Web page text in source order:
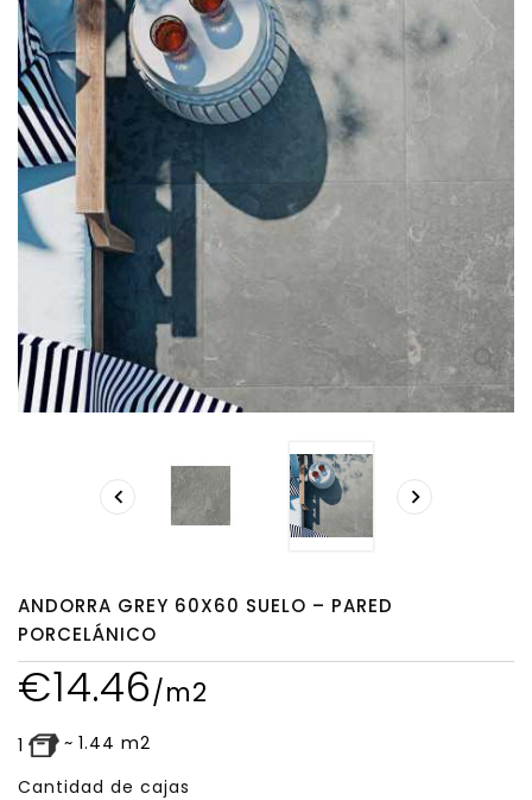
search
 
ANDORRA GREY 60X60 SUELO – PARED
PORCELÁNICO
€14.46/m2
1 ~ 1.44 m2
Cantidad de cajas